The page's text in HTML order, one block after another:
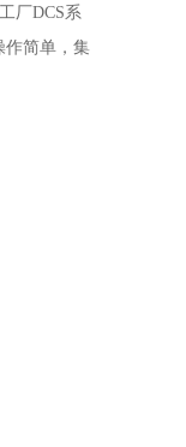
厂DCS系
作简单，集